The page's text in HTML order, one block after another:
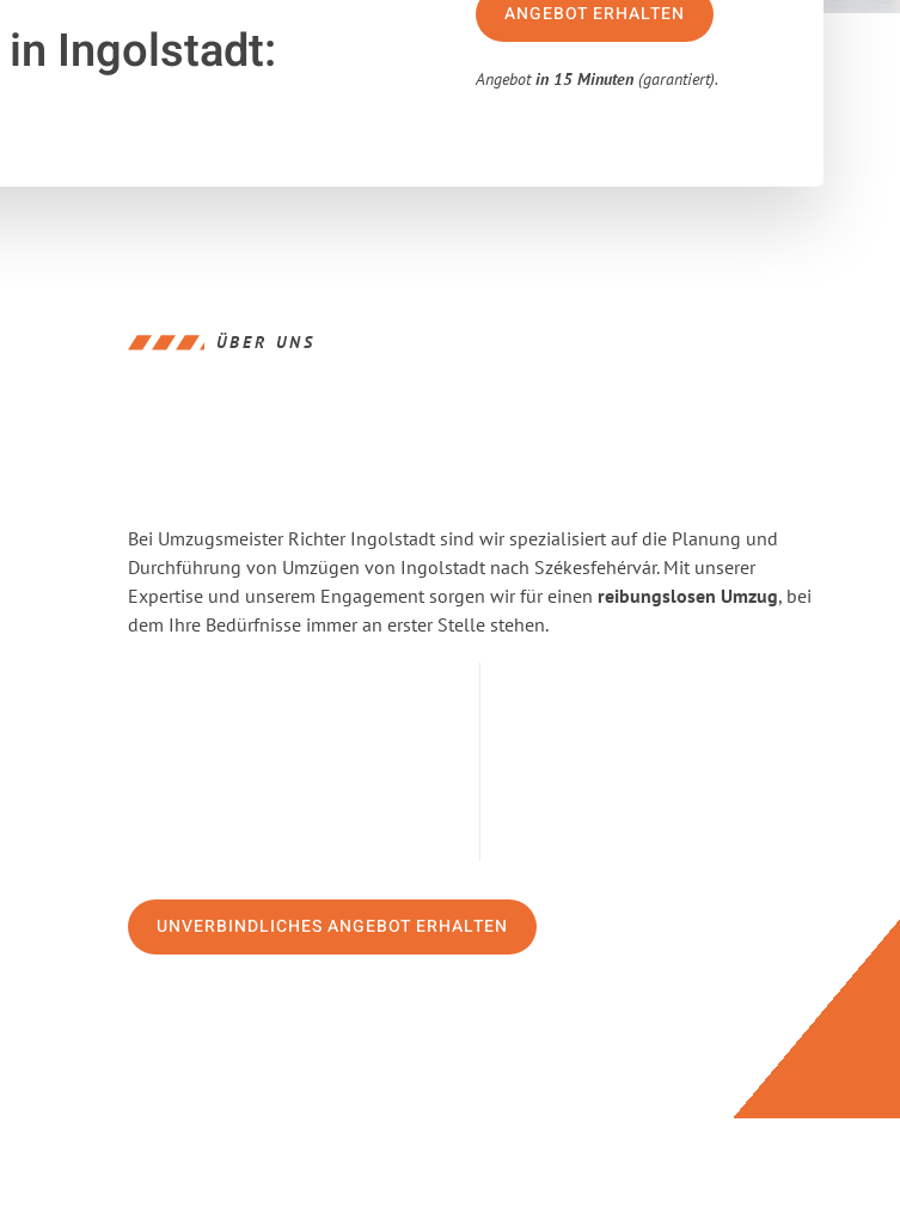
in Ingolstadt:
ANGEBOT ERHALTEN
Angebotin 15 Minuten (garantiert).
ÜBER UNS
Bei Umzugsmeister Richter Ingolstadt sind wir spezialisiert auf die Planung und
Durchführung von Umzügen von Ingolstadt nach Székesfehérvár. Mit unserer
Expertise und unserem Engagement sorgen wir für einen reibungslosen Umzug, bei
dem Ihre Bedürfnisse immer an erster Stelle stehen.
UNVERBINDLICHES ANGEBOT ERHALTEN